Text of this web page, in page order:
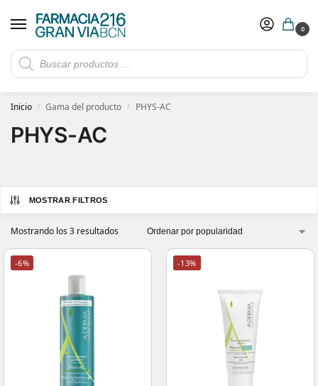
0
Rebajas de verano hasta -30%
​ 5€ de descuento con el cupón 5GRANVIA (compras superiores a 150€)
Inicio / Gama del producto / PHYS-AC
PHYS-AC
MOSTRAR FILTROS
Mostrando los 3 resultados
-6% -13%